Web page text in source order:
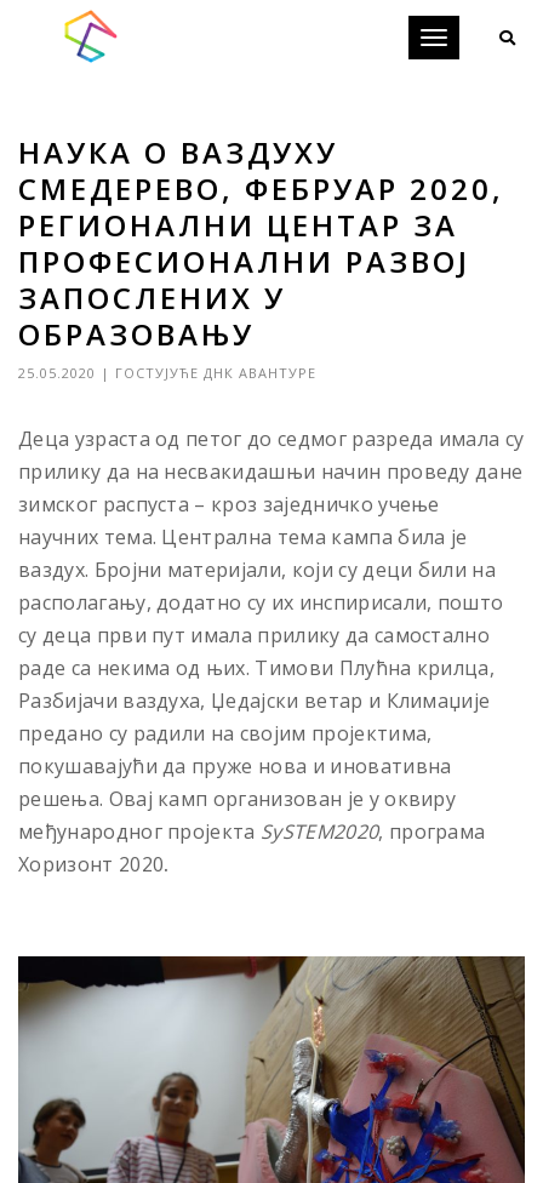
Toggle
НАУКА О ВАЗДУХУ
СМЕДЕРЕВО, ФЕБРУАР 2020,
РЕГИОНАЛНИ ЦЕНТАР ЗА
ПРОФЕСИОНАЛНИ РАЗВОЈ
ЗАПОСЛЕНИХ У
ОБРАЗОВАЊУ
25.05.2020 | ГОСТУЈУЋЕ ДНК АВАНТУРЕ
Деца узраста од петог до седмог разреда имала су
прилику да на несвакидашњи начин проведу дане
зимског распуста – кроз заједничко учење
научних тема. Централна тема кампа била је
ваздух. Бројни материјали, који су деци били на
располагању, додатно су их инспирисали, пошто
су деца први пут имала прилику да самостално
раде са некима од њих. Тимови Плућна крилца,
Разбијачи ваздуха, Џедајски ветар и Климаџије
предано су радили на својим пројектима,
покушавајући да пруже нова и иновативна
решења. Овај камп организован је у оквиру
међународног пројекта SySTEM2020, програма
Хоризонт 2020.